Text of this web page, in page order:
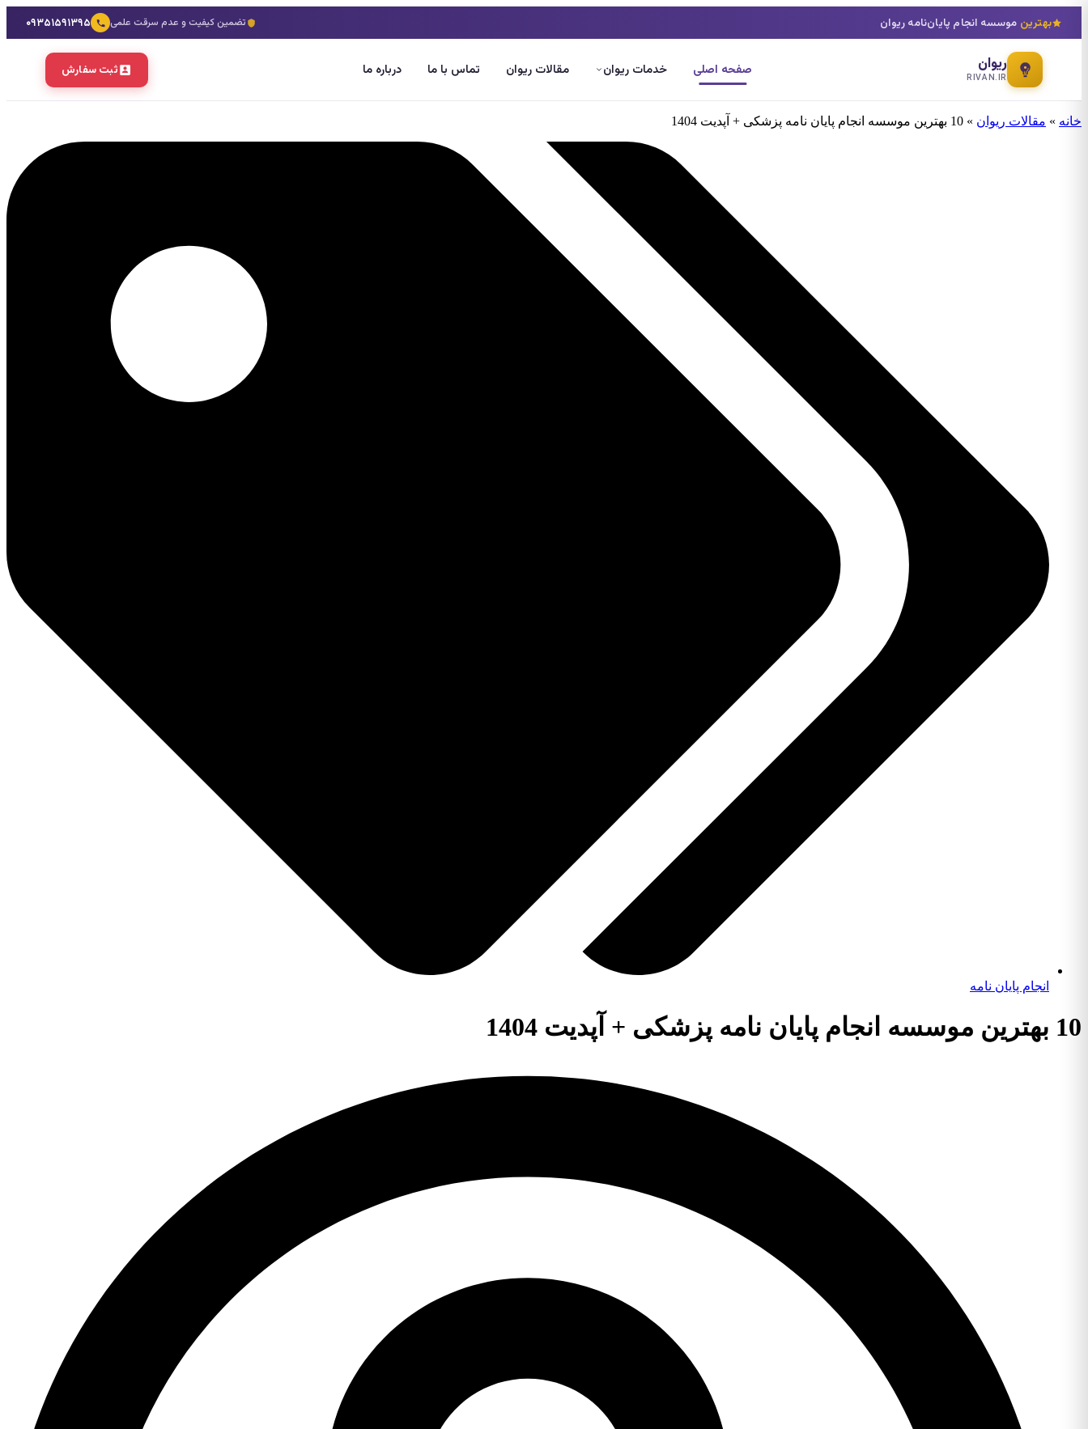
بهترین موسسه انجام پایان‌نامه ریوان تضمین کیفیت و عدم سرقت علمی ۰۹۳۵۱۵۹۱۳۹۵
ریوان
RIVAN.IR صفحه اصلی خدمات ریوان مقالات ریوان تماس با ما درباره ما ثبت سفارش
خانه » مقالات ریوان » 10 بهترین موسسه انجام پایان نامه پزشکی + آپدیت 1404
انجام پایان نامه
10 بهترین موسسه انجام پایان نامه پزشکی + آپدیت 1404